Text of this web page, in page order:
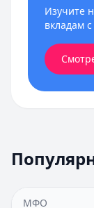
Изучите
вкладам
МФО